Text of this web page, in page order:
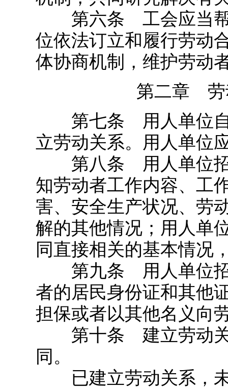
第六条 工会应当帮
位依法订立和履行劳动
体协商机制，维护劳动
第二章 劳
第七条 用人单位自
立劳动关系。用人单位
第八条 用人单位招
知劳动者工作内容、工
害、安全生产状况、劳
解的其他情况；用人单
同直接相关的基本情况
第九条 用人单位招
者的居民身份证和其他
担保或者以其他名义向
第十条 建立劳动关
同。
已建立劳动关系，未